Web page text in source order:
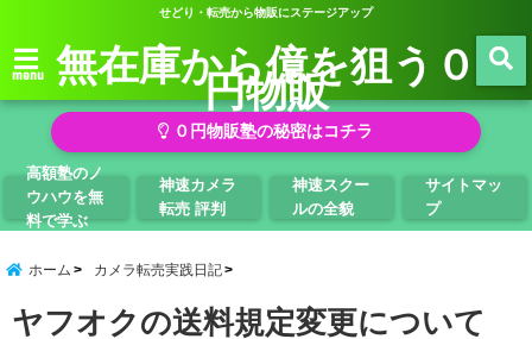
せどり・転売から物販にステージアップ
menu 無在庫から億を狙う０
円物販
０円物販塾の秘密はコチラ
高額塾のノ
ウハウを無
料で学ぶ
神速カメラ
転売 評判
神速スクー
ルの全貌
サイトマッ
プ
ホーム カメラ転売実践日記
ヤフオクの送料規定変更について